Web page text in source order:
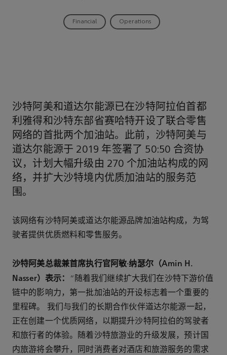
Financial Operations
沙特阿美和道达尔能源已在沙特阿拉伯首都
利雅得和沙特东部省赛哈特开设了联合零售
网络的首批两个加油站。此前，沙特阿美与
道达尔能源于 2019 年签署了 50:50 合资协
议，计划大幅升级由 270 个加油站构成的网
络，并扩大沙特境内优质加油站的服务范
围。
该网络有沙特阿美或道达尔能源品牌加油站构成，为驾
驶者提供优质燃料和零售服务。
沙特阿美总裁兼首席执行官阿敏·纳瑟尔（Amin H.
Nasser）表示：
“随着我们继续扩大我们在沙特下游价值
链中的影响力，第一批加油站的开设标志着一个重要的
里程碑。 我们与我们的长期合作伙伴道达尔能源一起，
正在创建一个优质网络，以期提升沙特阿拉伯的驾驶者
和旅行者的体验。随着沙特旅游业的升级发展，预计国
内旅游将会攀升，同时消费者对酒店和旅游服务的需求